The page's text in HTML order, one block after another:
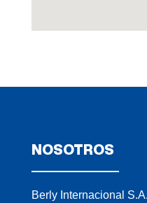
NOSOTROS
Berly Internacional